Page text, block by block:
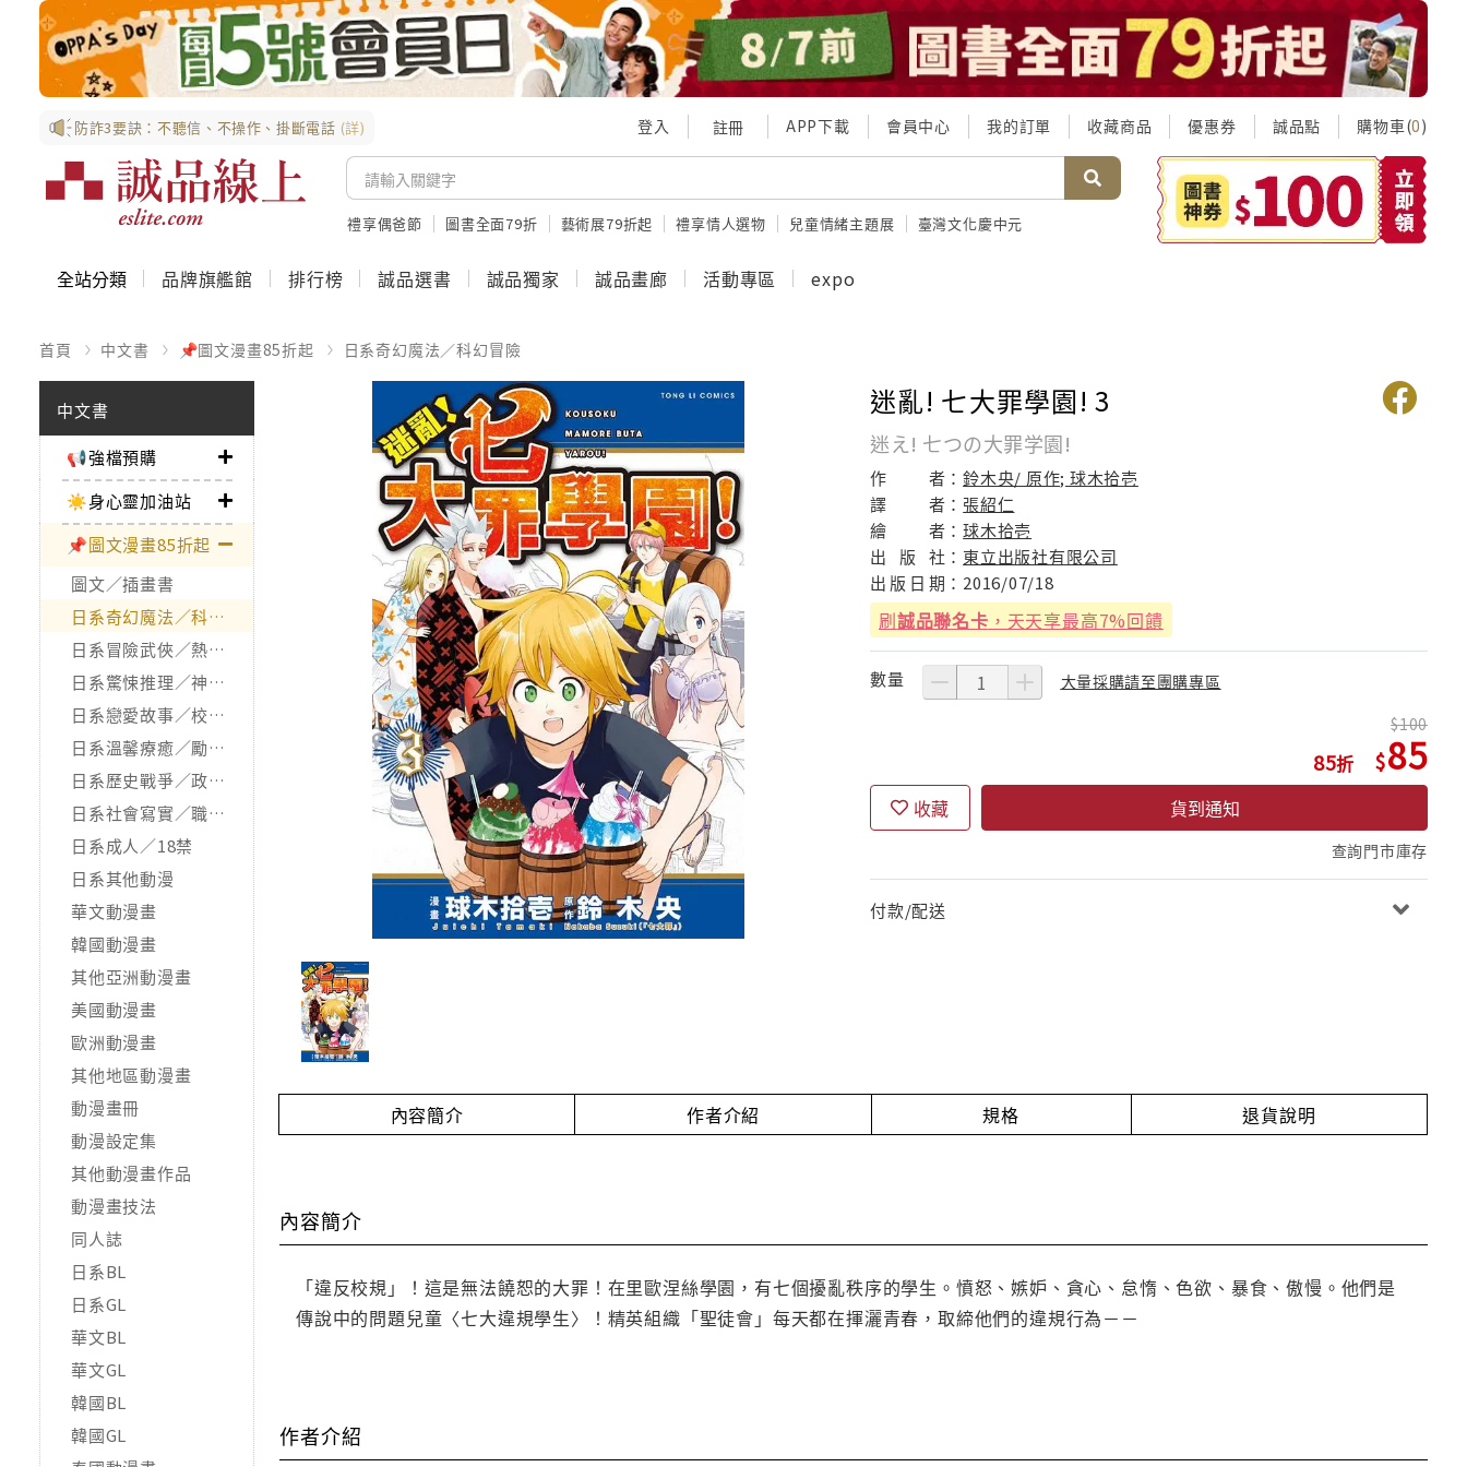
防詐3要訣：不聽信、不操作、掛斷電話 (詳) 登入 註冊 APP下載 會員中心 我的訂單 收藏商品 優惠券 誠品點 購物車(0)
禮享偶爸節 圖書全面79折 藝術展79折起 禮享情人選物 兒童情緒主題展 臺灣文化慶中元
全站分類 品牌旗艦館 排行榜 誠品選書 誠品獨家 誠品畫廊 活動專區 expo
首頁 中文書 📌圖文漫畫85折起 日系奇幻魔法／科幻冒險
中文書
📢強檔預購
☀️身心靈加油站
📌圖文漫畫85折起
圖文／插畫書
日系奇幻魔法／科幻冒險
日系冒險武俠／熱血運動
日系驚悚推理／神怪靈異
日系戀愛故事／校園青春
日系溫馨療癒／勵志搞笑
日系歷史戰爭／政治宗教
日系社會寫實／職場職人
日系成人／18禁
日系其他動漫
華文動漫畫
韓國動漫畫
其他亞洲動漫畫
美國動漫畫
歐洲動漫畫
其他地區動漫畫
動漫畫冊
動漫設定集
其他動漫畫作品
動漫畫技法
同人誌
日系BL
日系GL
華文BL
華文GL
韓國BL
韓國GL
迷亂! 七大罪學園! 3
迷え! 七つの大罪学園!
作 者：鈴木央/ 原作; 球木拾壱
譯
者： 張紹仁
繪
者：球木拾壱
出
版 社： 東立出版社有限公司
出 版 日 期： 2016/07/18
刷誠品聯名卡 ，天天享最高7%回饋
數量 大量採購請至團購專區
85
100
85
收藏 貨到通知
查詢門市庫存
付款/配送
內容簡介 作者介紹 規格 退貨說明
內容簡介
「違反校規」！這是無法饒恕的大罪！在里歐涅絲學園，有七個擾亂秩序的學生。憤怒、嫉妒、貪心、怠惰、色欲、暴食、傲慢。他們是
傳說中的問題兒童〈七大違規學生〉！精英組織「聖徒會」每天都在揮灑青春，取締他們的違規行為－－
作者介紹